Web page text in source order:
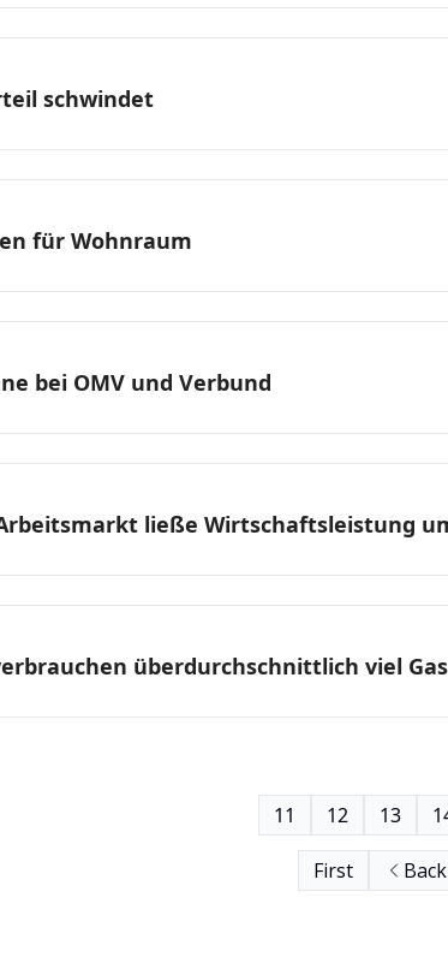
schwindet
für Wohnraum
bei OMV und Verbund
ließe Wirtschaftsleistung
überdurchschnittlich viel Gas
First Back
11 12 13